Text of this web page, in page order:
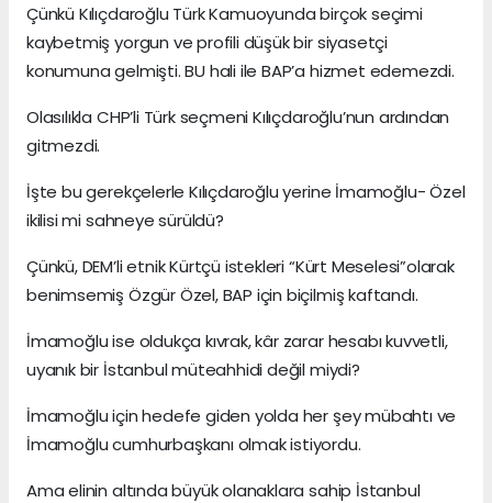
Çünkü Kılıçdaroğlu Türk Kamuoyunda birçok seçimi
kaybetmiş yorgun ve profili düşük bir siyasetçi
konumuna gelmişti. BU hali ile BAP’a hizmet edemezdi.
Olasılıkla CHP’li Türk seçmeni Kılıçdaroğlu’nun ardından
gitmezdi.
İşte bu gerekçelerle Kılıçdaroğlu yerine İmamoğlu- Özel
ikilisi mi sahneye sürüldü?
Çünkü, DEM’li etnik Kürtçü istekleri “Kürt Meselesi”olarak
benimsemiş Özgür Özel, BAP için biçilmiş kaftandı.
İmamoğlu ise oldukça kıvrak, kâr zarar hesabı kuvvetli,
uyanık bir İstanbul müteahhidi değil miydi?
İmamoğlu için hedefe giden yolda her şey mübahtı ve
İmamoğlu cumhurbaşkanı olmak istiyordu.
Ama elinin altında büyük olanaklara sahip İstanbul